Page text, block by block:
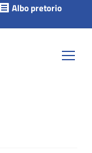
Albo pretorio